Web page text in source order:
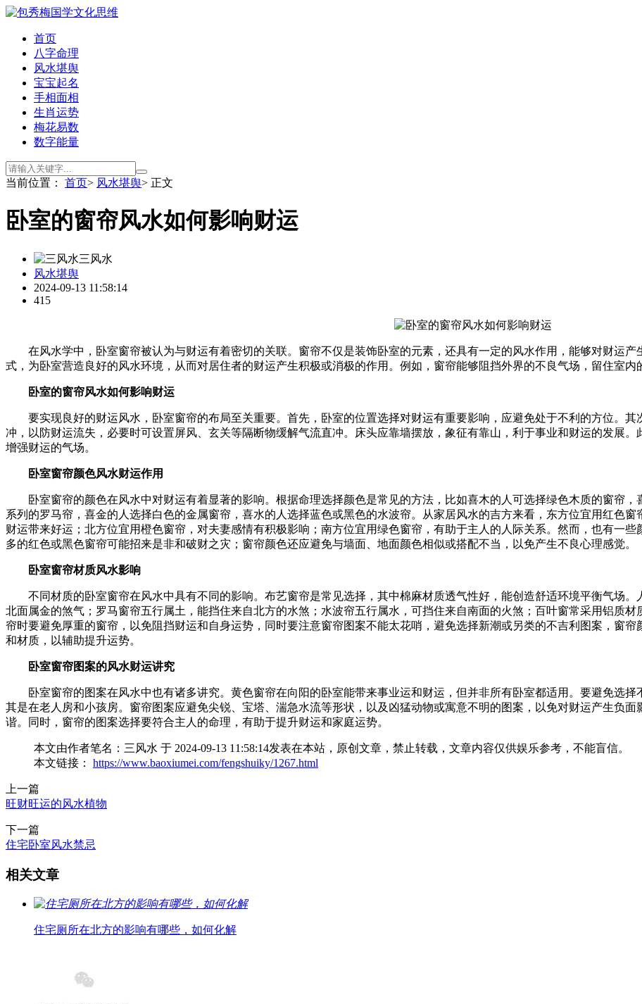
首页
八字命理
风水堪舆
宝宝起名
手相面相
生肖运势
梅花易数
数字能量
当前位置： 首页> 风水堪舆> 正文
卧室的窗帘风水如何影响财运
三风水
风水堪舆
2024-09-13 11:58:14
415
在风水学中，卧室窗帘被认为与财运有着密切的关联。窗帘不仅是装饰卧室的元素，还具有一定的风水作用，能够对财运
式，为卧室营造良好的风水环境，从而对居住者的财运产生积极或消极的作用。例如，窗帘能够阻挡外界的不良气场，留住室内
卧室的窗帘风水如何影响财运
要实现良好的财运风水，卧室窗帘的布局至关重要。首先，卧室的位置选择对财运有重要影响，应避免处于不利的方位。
冲，以防财运流失，必要时可设置屏风、玄关等隔断物缓解气流直冲。床头应靠墙摆放，象征有靠山，利于事业和财运的发展
增强财运的气场。
卧室窗帘颜色风水财运作用
卧室窗帘的颜色在风水中对财运有着显著的影响。根据命理选择颜色是常见的方法，比如喜木的人可选择绿色木质的窗帘
系列的罗马帘，喜金的人选择白色的金属窗帘，喜水的人选择蓝色或黑色的水波帘。从家居风水的吉方来看，东方位宜用红色
财运带来好运；北方位宜用橙色窗帘，对夫妻感情有积极影响；南方位宜用绿色窗帘，有助于主人的人际关系。然而，也有一
多的红色或黑色窗帘可能招来是非和破财之灾；窗帘颜色还应避免与墙面、地面颜色相似或搭配不当，以免产生不良心理感觉。
卧室窗帘材质风水影响
不同材质的卧室窗帘在风水中具有不同的影响。布艺窗帘是常见选择，其中棉麻材质透气性好，能创造舒适环境平衡气场
北面属金的煞气；罗马窗帘五行属土，能挡住来自北方的水煞；水波帘五行属水，可挡住来自南面的火煞；百叶窗常采用铝质
帘时要避免厚重的窗帘，以免阻挡财运和自身运势，同时要注意窗帘图案不能太花哨，避免选择新潮或另类的不吉利图案，窗
和材质，以辅助提升运势。
卧室窗帘图案的风水财运讲究
卧室窗帘的图案在风水中也有诸多讲究。黄色窗帘在向阳的卧室能带来事业运和财运，但并非所有卧室都适用。要避免选
其是在老人房和小孩房。窗帘图案应避免尖锐、宝塔、湍急水流等形状，以及凶猛动物或寓意不明的图案，以免对财运产生负
谐。同时，窗帘的图案选择要符合主人的命理，有助于提升财运和家庭运势。
本文由作者笔名：三风水 于 2024-09-13 11:58:14发表在本站，原创文章，禁止转载，文章内容仅供娱乐参考，不能盲信。
本文链接： https://www.baoxiumei.com/fengshuiky/1267.html
上一篇
旺财旺运的风水植物
下一篇
住宅卧室风水禁忌
相关文章
住宅厕所在北方的影响有哪些，如何化解